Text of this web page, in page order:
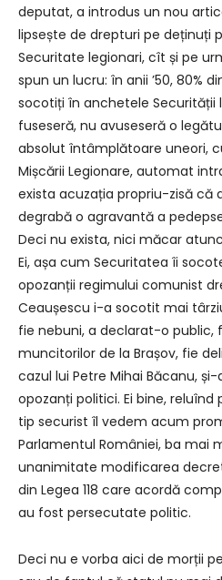
deputat, a introdus un nou
lipsește de drepturi pe deținuți
Securitate legionari, cît și pe
spun un lucru: în anii ʼ50, 80%
socotiți în anchetele Securității
fuseseră, nu avuseseră o
absolut întâmplătoare uneori,
Mișcării Legionare, automat
exista acuzația propriu-zisă că
degrabă o agravantă a
Deci nu exista, nici măcar
Ei, așa cum Securitatea îi
opozanții regimului comunist
Ceaușescu i-a socotit mai
fie nebuni, a declarat-o public,
muncitorilor de la Brașov, fie
cazul lui Petre Mihai Băcanu,
opozanți politici. Ei bine,
tip securist îl vedem acum
Parlamentul României, ba mai
unanimitate modificarea
din Legea 118 care acordă
au fost persecutate politic.
Deci nu e vorba aici de morții